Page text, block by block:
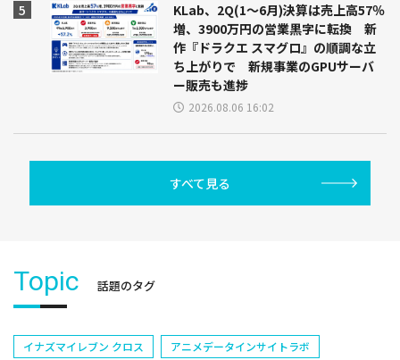
KLab、2Q(1～6月)決算は売上高57％
増、3900万円の営業黒字に転換 新
作『ドラクエ スマグロ』の順調な立
ち上がりで 新規事業のGPUサーバ
ー販売も進捗
2026.08.06 16:02
すべて見る
Topic 話題のタグ
イナズマイレブン クロス
アニメデータインサイトラボ